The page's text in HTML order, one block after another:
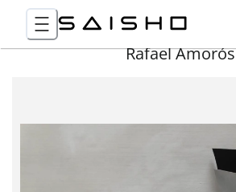
Rafael Amorós